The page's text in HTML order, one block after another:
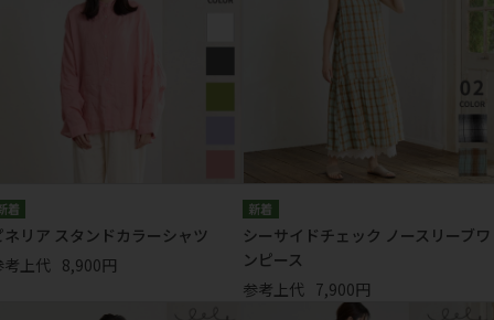
ネリア スタンドカラーシャツ
考上代 8,900円
シーサイドチェック ノースリーブワ
ンピース
参考上代 7,900円